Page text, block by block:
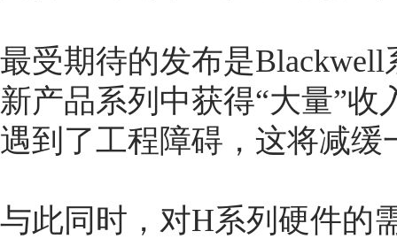
最受期待的发布是
新产品系列中获得“大量”
遇到了工程障碍，这将减缓
与此同时，对H系列硬件的